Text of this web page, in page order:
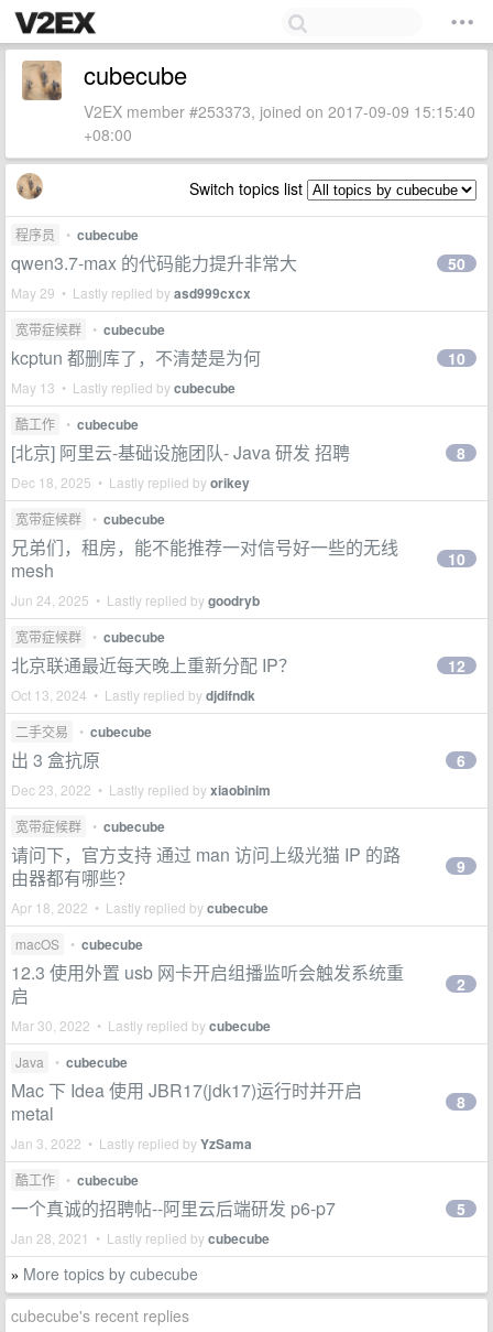
cubecube
V2EX member #253373, joined on 2017-09-09 15:15:40
+08:00
Switch topics list
程序员 • cubecube
qwen3.7-max 的代码能力提升非常大
May 29 • Lastly replied byasd999cxcx
50
宽带症候群 • cubecube
kcptun 都删库了，不清楚是为何
May 13 • Lastly replied bycubecube
10
酷工作 • cubecube
[北京] 阿里云-基础设施团队- Java 研发 招聘
Dec 18, 2025 • Lastly replied byorikey
8
宽带症候群 • cubecube
兄弟们，租房，能不能推荐一对信号好一些的无线
mesh
Jun 24, 2025 • Lastly replied bygoodryb
10
宽带症候群 • cubecube
北京联通最近每天晚上重新分配 IP？
Oct 13, 2024 • Lastly replied bydjdifndk
12
二手交易 • cubecube
出 3 盒抗原
Dec 23, 2022 • Lastly replied byxiaobinim
6
宽带症候群 • cubecube
请问下，官方支持 通过 man 访问上级光猫 IP 的路
由器都有哪些？
Apr 18, 2022 • Lastly replied bycubecube
9
macOS • cubecube
12.3 使用外置 usb 网卡开启组播监听会触发系统重
启
Mar 30, 2022 • Lastly replied bycubecube
2
Java • cubecube
Mac 下 Idea 使用 JBR17(jdk17)运行时并开启
metal
Jan 3, 2022 • Lastly replied byYzSama
8
酷工作 • cubecube
一个真诚的招聘帖--阿里云后端研发 p6-p7
Jan 28, 2021 • Lastly replied bycubecube
5
» More topics by cubecube
cubecube's recent replies